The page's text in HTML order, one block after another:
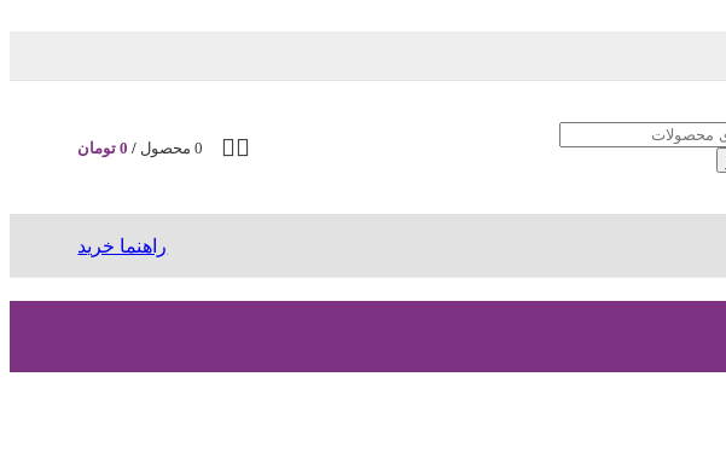
0 محصول /
0 تومان
راهنما خرید